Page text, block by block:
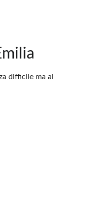
difficile ma al